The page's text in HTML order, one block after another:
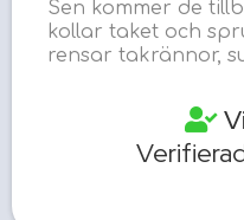
Sen kommer de
kollar taket och
rensar takrännor,